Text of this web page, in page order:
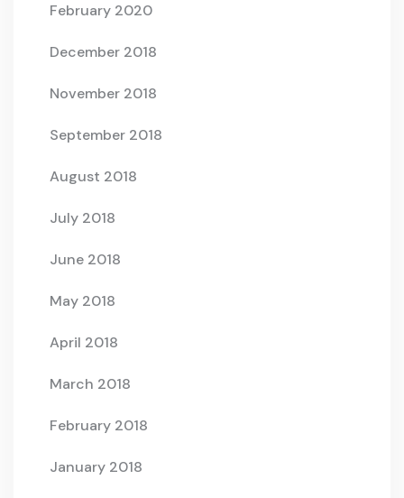
February 2020
December 2018
November 2018
September 2018
August 2018
July 2018
June 2018
May 2018
April 2018
March 2018
February 2018
January 2018